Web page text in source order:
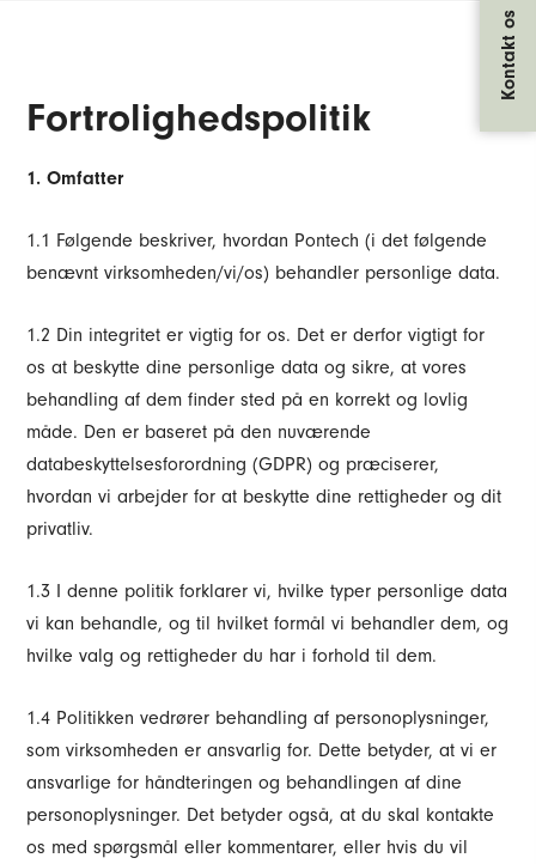
Fortrolighedspolitik
1. Omfatter
1.1 Følgende beskriver, hvordan Pontech (i det følgende
benævnt virksomheden/vi/os) behandler personlige data.
1.2 Din integritet er vigtig for os. Det er derfor vigtigt for
os at beskytte dine personlige data og sikre, at vores
behandling af dem finder sted på en korrekt og lovlig
måde. Den er baseret på den nuværende
databeskyttelsesforordning (GDPR) og præciserer,
hvordan vi arbejder for at beskytte dine rettigheder og dit
privatliv.
1.3 I denne politik forklarer vi, hvilke typer personlige data
vi kan behandle, og til hvilket formål vi behandler dem, og
hvilke valg og rettigheder du har i forhold til dem.
1.4 Politikken vedrører behandling af personoplysninger,
som virksomheden er ansvarlig for. Dette betyder, at vi er
ansvarlige for håndteringen og behandlingen af dine
personoplysninger. Det betyder også, at du skal kontakte
os med spørgsmål eller kommentarer, eller hvis du vil
Kontakt os